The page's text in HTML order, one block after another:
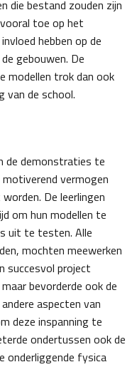
die bestand zouden zijn
toe op het
hebben op de
gebouwen. De
modellen trok dan ook
van de school.
de demonstraties te
vermogen
De leerlingen
om hun modellen te
uit te testen. Alle
mochten meewerken
succesvol project
bevorderde ook de
aspecten van
deze inspanning te
ondertussen ook de
onderliggende fysica